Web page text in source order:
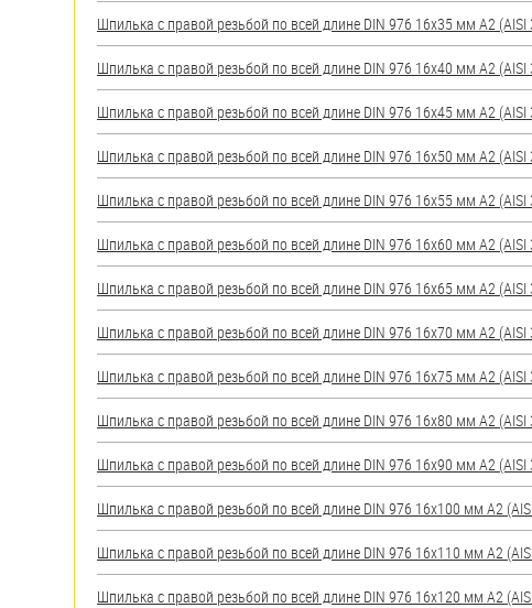
Пробки
Саморезы и шурупы
Стопорные кольца
Такелаж
Хомуты
Шайбы
Шпильки
Шплинты
Штифты и пальцы
Шпилька с правой резьбой по всей длине DIN 976 16х35 мм А2 (AISI
Шпилька с правой резьбой по всей длине DIN 976 16х40 мм А2 (AISI
Шпилька с правой резьбой по всей длине DIN 976 16х45 мм А2 (AISI
Шпилька с правой резьбой по всей длине DIN 976 16х50 мм А2 (AISI
Шпилька с правой резьбой по всей длине DIN 976 16х55 мм А2 (AISI
Шпилька с правой резьбой по всей длине DIN 976 16х60 мм А2 (AISI
Шпилька с правой резьбой по всей длине DIN 976 16х65 мм А2 (AISI
Шпилька с правой резьбой по всей длине DIN 976 16х70 мм А2 (AISI
Шпилька с правой резьбой по всей длине DIN 976 16х75 мм А2 (AISI
Шпилька с правой резьбой по всей длине DIN 976 16х80 мм А2 (AISI
Шпилька с правой резьбой по всей длине DIN 976 16х90 мм А2 (AISI
Шпилька с правой резьбой по всей длине DIN 976 16х100 мм А2
Шпилька с правой резьбой по всей длине DIN 976 16х110 мм А2
Шпилька с правой резьбой по всей длине DIN 976 16х120 мм А2